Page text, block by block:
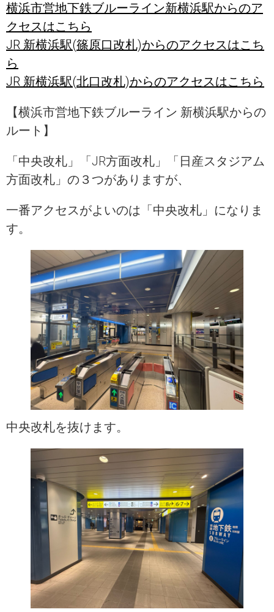
横浜市営地下鉄ブルーライン新横浜駅からのア
クセスはこちら
JR 新横浜駅(篠原口改札)からのアクセスはこち
ら
JR 新横浜駅(北口改札)からのアクセスはこちら
【横浜市営地下鉄ブルーライン 新横浜駅からの
ルート】
「中央改札」「JR方面改札」「日産スタジアム
方面改札」の３つがありますが、
一番アクセスがよいのは「中央改札」になりま
す。
中央改札を抜けます。